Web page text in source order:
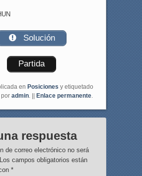
Solución
Partida
en Posiciones y etiquetado
admin. || Enlace permanente.
respuesta
de correo electrónico no será
Los campos obligatorios están
*